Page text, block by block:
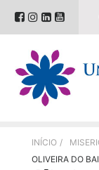
INÍCIO /
OLIVEIRA DO